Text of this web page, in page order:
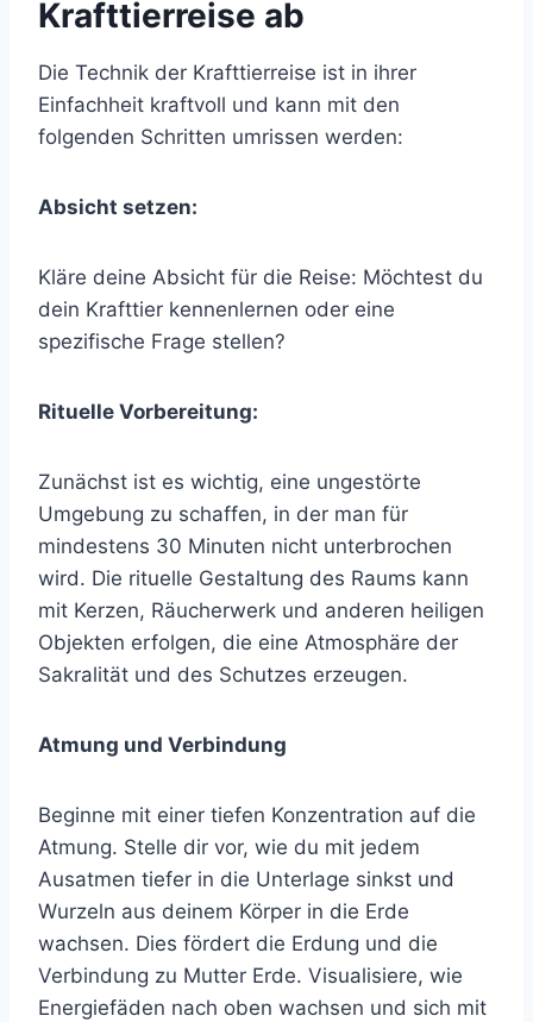
Krafttierreise ab
Die Technik der Krafttierreise ist in ihrer
Einfachheit kraftvoll und kann mit den
folgenden Schritten umrissen werden:
Absicht setzen:
Kläre deine Absicht für die Reise: Möchtest du
dein Krafttier kennenlernen oder eine
spezifische Frage stellen?
Rituelle Vorbereitung:
Zunächst ist es wichtig, eine ungestörte
Umgebung zu schaffen, in der man für
mindestens 30 Minuten nicht unterbrochen
wird. Die rituelle Gestaltung des Raums kann
mit Kerzen, Räucherwerk und anderen heiligen
Objekten erfolgen, die eine Atmosphäre der
Sakralität und des Schutzes erzeugen.
Atmung und Verbindung
Beginne mit einer tiefen Konzentration auf die
Atmung. Stelle dir vor, wie du mit jedem
Ausatmen tiefer in die Unterlage sinkst und
Wurzeln aus deinem Körper in die Erde
wachsen. Dies fördert die Erdung und die
Verbindung zu Mutter Erde. Visualisiere, wie
Energiefäden nach oben wachsen und sich mit